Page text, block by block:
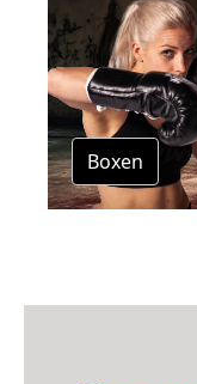
Boxen